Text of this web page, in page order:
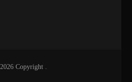
2026 Copyright